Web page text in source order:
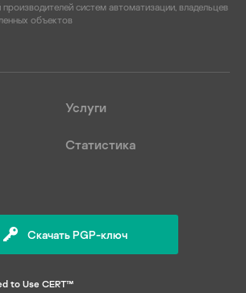
систем автоматизации, владельцев
объектов
Услуги
Статистика
Скачать PGP-ключ
to Use CERT™